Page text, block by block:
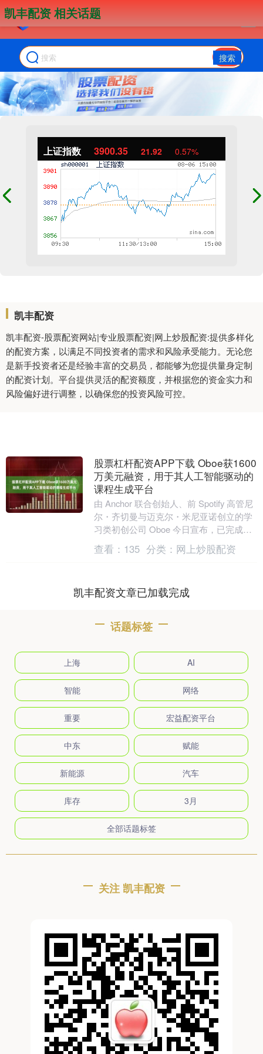
搜索
上证指数 3900.35 21.92 0.57%
凯丰配资
凯丰配资-股票配资网站|专业股票配资|网上炒股配资:提供多样化
的配资方案，以满足不同投资者的需求和风险承受能力。无论您
是新手投资者还是经验丰富的交易员，都能够为您提供量身定制
的配资计划。平台提供灵活的配资额度，并根据您的资金实力和
风险偏好进行调整，以确保您的投资风险可控。
凯丰配资 相关话题
股票杠杆配资APP下载 Oboe获1600
万美元融资，用于其人工智能驱动的
课程生成平台
由 Anchor 联合创始人、前 Spotify 高管尼
尔・齐切曼与迈克尔・米尼亚诺创立的学
习类初创公司 Oboe 今日宣布，已完成
1600 万美元 A 轮融....
查看： 135 分类： 网上炒股配资
凯丰配资文章已加载完成
话题标签
上海 AI
智能 网络
重要 宏益配资平台
中东 赋能
新能源 汽车
库存 3月
全部话题标签
关注 凯丰配资